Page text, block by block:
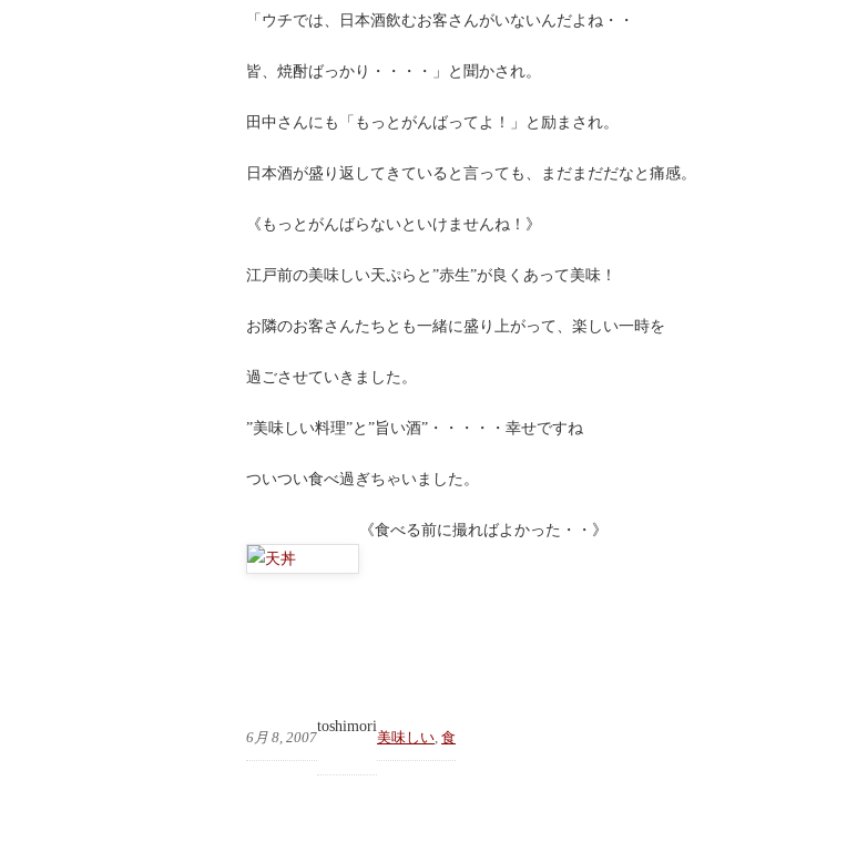
「ウチでは、日本酒飲むお客さんがいないんだよね・・
皆、焼酎ばっかり・・・・」と聞かされ。
田中さんにも「もっとがんばってよ！」と励まされ。
日本酒が盛り返してきていると言っても、まだまだだなと痛感。
《もっとがんばらないといけませんね！》
江戸前の美味しい天ぷらと”赤生”が良くあって美味！
お隣のお客さんたちとも一緒に盛り上がって、楽しい一時を
過ごさせていきました。
”美味しい料理”と”旨い酒”・・・・・幸せですね
ついつい食べ過ぎちゃいました。
《食べる前に撮ればよかった・・》
6月 8, 2007
toshimori
美味しい, 食